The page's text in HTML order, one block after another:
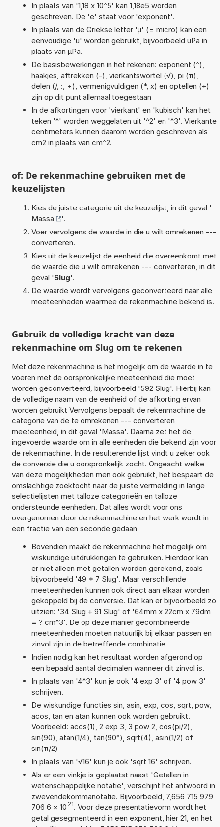
In plaats van '1,18 x 10^5' kan 1,18e5 worden
geschreven. De 'e' staat voor 'exponent'.
In plaats van de Griekse letter 'µ' (= micro) kan een
eenvoudige 'u' worden gebruikt, bijvoorbeeld uPa in
plaats van µPa.
De basisbewerkingen in het rekenen: exponent (^),
haakjes, aftrekken (-), vierkantswortel (√), pi (π),
delen (/, :, ÷), vermenigvuldigen (*, x) en optellen (+)
zijn op dit punt allemaal toegestaan
In de afkortingen voor 'vierkant' en 'kubisch' kan het
teken '^' worden weggelaten uit '^2' en '^3'. Vierkante
centimeters kunnen daarom worden geschreven als
cm2 in plaats van cm^2.
of: De rekenmachine gebruiken met de
keuzelijsten
Kies de juiste categorie uit de keuzelijst, in dit geval '
Massa
'.
Voer vervolgens de waarde in die u wilt omrekenen ---
converteren.
Kies uit de keuzelijst de eenheid die overeenkomt met
de waarde die u wilt omrekenen --- converteren, in dit
geval 'Slug'.
De waarde wordt vervolgens geconverteerd naar alle
meeteenheden waarmee de rekenmachine bekend is.
Gebruik de volledige kracht van deze
rekenmachine om Slug om te rekenen
Met deze rekenmachine is het mogelijk om de waarde in te
voeren met de oorspronkelijke meeteenheid die moet
worden geconverteerd; bijvoorbeeld '592 Slug'. Hierbij kan
de volledige naam van de eenheid of de afkorting ervan
worden gebruikt Vervolgens bepaalt de rekenmachine de
categorie van de te omrekenen --- converteren
meeteenheid, in dit geval 'Massa'. Daarna zet het de
ingevoerde waarde om in alle eenheden die bekend zijn voor
de rekenmachine. In de resulterende lijst vindt u zeker ook
de conversie die u oorspronkelijk zocht. Ongeacht welke
van deze mogelijkheden men ook gebruikt, het bespaart de
omslachtige zoektocht naar de juiste vermelding in lange
selectielijsten met talloze categorieën en talloze
ondersteunde eenheden. Dat alles wordt voor ons
overgenomen door de rekenmachine en het werk wordt in
een fractie van een seconde gedaan.
Bovendien maakt de rekenmachine het mogelijk om
wiskundige uitdrukkingen te gebruiken. Hierdoor kan
er niet alleen met getallen worden gerekend, zoals
bijvoorbeeld '49 * 7 Slug'. Maar verschillende
meeteenheden kunnen ook direct aan elkaar worden
gekoppeld bij de conversie. Dat kan er bijvoorbeeld zo
uitzien: '34 Slug + 91 Slug' of '64mm x 22cm x 79dm
= ? cm^3'. De op deze manier gecombineerde
meeteenheden moeten natuurlijk bij elkaar passen en
zinvol zijn in de betreffende combinatie.
Indien nodig kan het resultaat worden afgerond op
een bepaald aantal decimalen wanneer dit zinvol is.
In plaats van '4^3' kun je ook '4 exp 3' of '4 pow 3'
schrijven.
De wiskundige functies sin, asin, exp, cos, sqrt, pow,
acos, tan en atan kunnen ook worden gebruikt.
Voorbeeld: acos(1), 2 exp 3, 3 pow 2, cos(pi/2),
sin(90), atan(1/4), tan(90°), sqrt(4), asin(1/2) of
sin(π/2)
In plaats van '√16' kun je ook 'sqrt 16' schrijven.
Als er een vinkje is geplaatst naast 'Getallen in
wetenschappelijke notatie', verschijnt het antwoord in
zwevendekommanotatie. Bijvoorbeeld, 7,656 715 979
706 6 × 10 21. Voor deze presentatievorm wordt het
getal gesegmenteerd in een exponent, hier 21, en het